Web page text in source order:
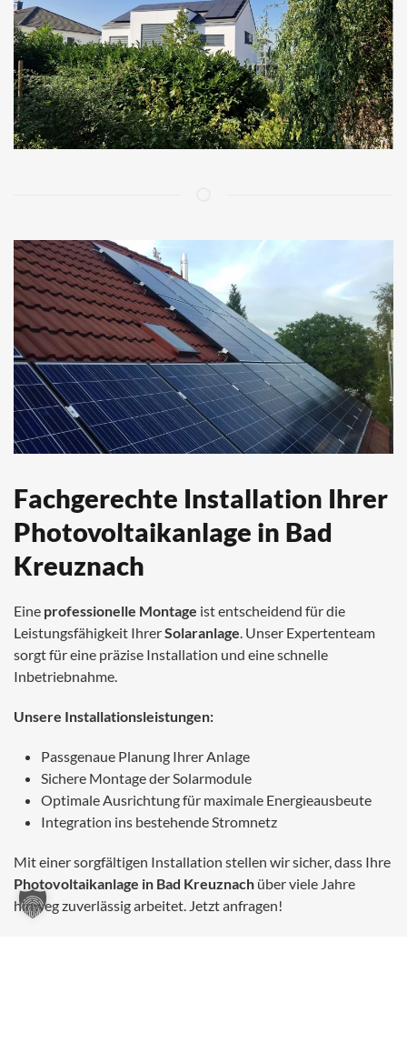
Fachgerechte Installation Ihrer
Photovoltaikanlage in Bad
Kreuznach
Eine professionelle Montage ist entscheidend für die
Leistungsfähigkeit IhrerSolaranlage. Unser Expertenteam
sorgt für eine präzise Installation und eine schnelle
Inbetriebnahme.
Unsere Installationsleistungen:
Passgenaue Planung Ihrer Anlage
Sichere Montage der Solarmodule
Optimale Ausrichtung für maximale Energieausbeute
Integration ins bestehende Stromnetz
Mit einer sorgfältigen Installation stellen wir sicher, dass Ihre
Photovoltaikanlage in Bad Kreuznach über viele Jahre
hinweg zuverlässig arbeitet. Jetzt anfragen!